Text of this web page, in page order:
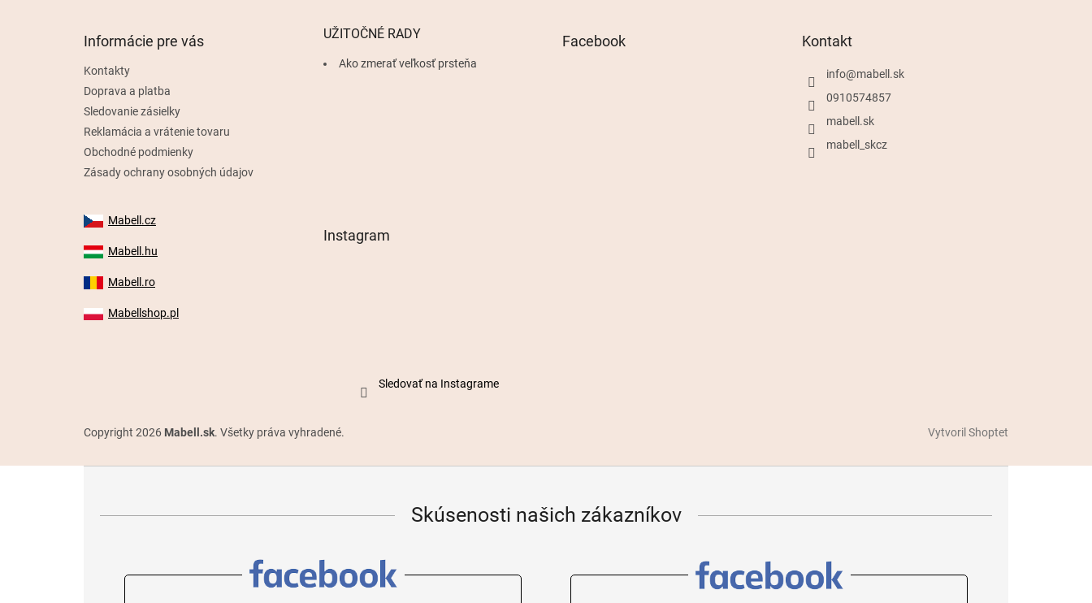
Informácie pre vás
Kontakty
Doprava a platba
Sledovanie zásielky
Reklamácia a vrátenie tovaru
Obchodné podmienky
Zásady ochrany osobných údajov
UŽITOČNÉ RADY
Ako zmerať veľkosť prsteňa
Facebook Kontakt
info@mabell.sk
0910574857
mabell.sk
mabell_skcz
Mabell.cz
Mabell.hu
Mabell.ro
Mabellshop.pl
Instagram
Sledovať na Instagrame
Vytvoril Shoptet
Copyright 2026 Mabell.sk. Všetky práva vyhradené.
Skúsenosti našich zákazníkov